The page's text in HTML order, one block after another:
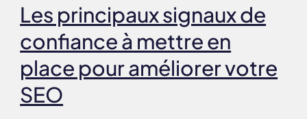
Les principaux signaux de
confiance à mettre en
place pour améliorer votre
SEO